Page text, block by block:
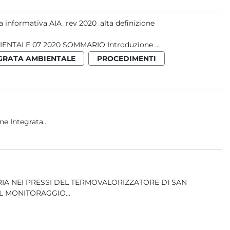
informativa AIA_rev 2020_alta definizione
S C H E D A IN F O R M A T IV A AUTORIZZAZIONE INTEGRATA AMBIENTALE 07 2020 SOMMARIO Introduzione ...
AMBIENTALE
PROCEDIMENTI
SOMMARIO Autorizzazione Integrata...
DEL LAZIO Report / Rifiuti_01 Report_2012_DTO. ERAS_01 IL MONITORAGGIO...